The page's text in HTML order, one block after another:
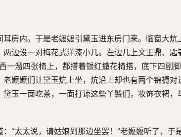
房内。于是老嬷嬷引黛玉进东房门来。临窗大炕
边设一对梅花式洋漆小几。左边几上文王鼎、匙
溜四张椅上，都搭着银红撒花椅搭，底下四副
嬷嬷们让黛玉炕上坐，炕沿上却也有两个锦褥对
玉一面吃茶，一面打谅这些丫鬟们，妆饰衣裙，
“太太说，请姑娘到那边坐罢！”老嬷嬷听了，于